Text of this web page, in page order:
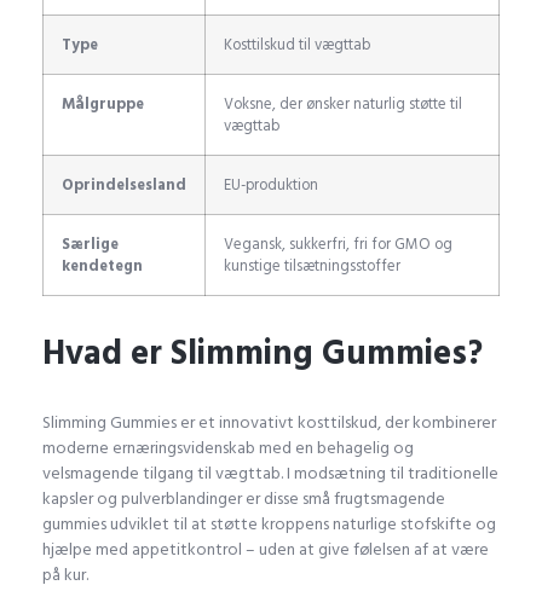
Type Kosttilskud til vægttab
Målgruppe
Voksne, der ønsker naturlig støtte til
vægttab
Oprindelsesland EU-produktion
Særlige
kendetegn
Vegansk, sukkerfri, fri for GMO og
kunstige tilsætningsstoffer
Hvad er Slimming Gummies?
Slimming Gummies er et innovativt kosttilskud, der kombinerer
moderne ernæringsvidenskab med en behagelig og
velsmagende tilgang til vægttab. I modsætning til traditionelle
kapsler og pulverblandinger er disse små frugtsmagende
gummies udviklet til at støtte kroppens naturlige stofskifte og
hjælpe med appetitkontrol – uden at give følelsen af at være
på kur.